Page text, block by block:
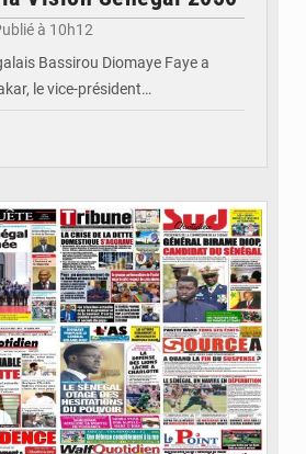
à 10h12
Bassirou Diomaye Faye a
le vice-président…